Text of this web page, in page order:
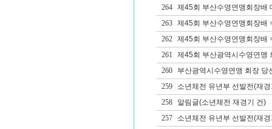
264
제45회 부산수영연맹회장배
263
제45회 부산수영연맹회장배
262
제45회 부산수영연맹회장배
261
제45회 부산광역시수영연맹
260
부산광역시수영연맹 회장 당
259
소년체전 유년부 선발전(재
258
알림글(소년체전 재경기 건)
257
소년체전 유년부 선발전(재